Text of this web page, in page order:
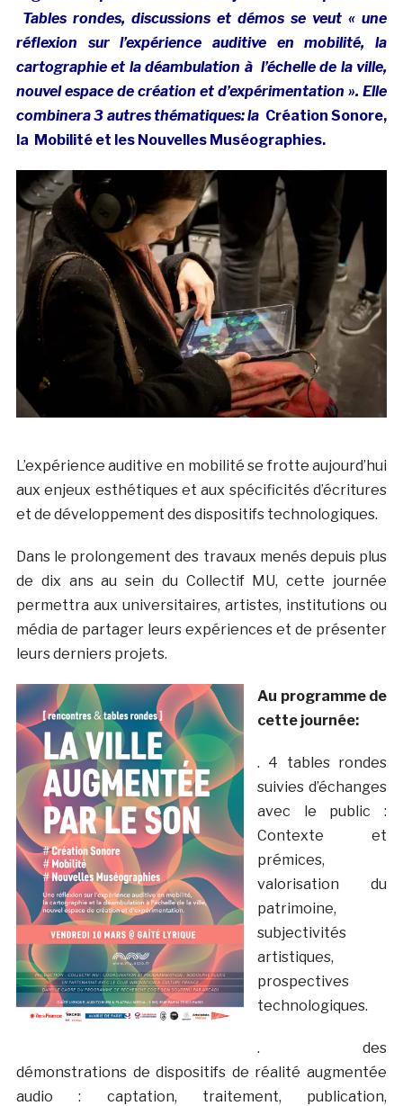
Tables rondes, discussions et démos se veut « une
réflexion sur l’expérience auditive en mobilité, la
cartographie et la déambulation à l’échelle de la ville,
nouvel espace de création et d’expérimentation ». Elle
combinera 3 autres thématiques: la Création Sonore,
la Mobilité et les N ouvelles Muséographies.
L’expérience auditive en mobilité se frotte aujourd’hui
aux enjeux esthétiques et aux spécificités d’écritures
et de développement des dispositifs technologiques.
Dans le prolongement des travaux menés depuis plus
de dix ans au sein du Collectif MU, cette journée
permettra aux universitaires, artistes, institutions ou
média de partager leurs expériences et de présenter
leurs derniers projets.
Au programme de
cette journée:
. 4 tables rondes
suivies d’échanges
avec le public :
Contexte et
prémices,
valorisation du
patrimoine,
subjectivités
artistiques,
prospectives
technologiques.
. des
démonstrations de dispositifs de réalité augmentée
audio : captation, traitement, publication,